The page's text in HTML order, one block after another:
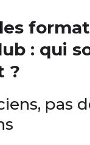
: qui
?
pas